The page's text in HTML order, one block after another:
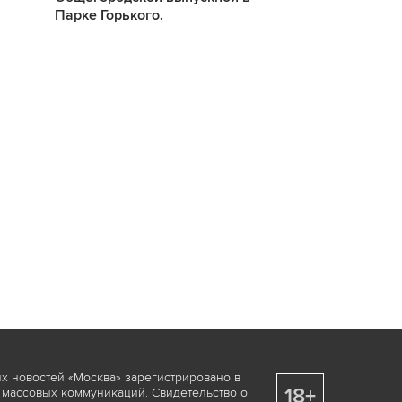
Парке Горького.
«Москва» зарегистрировано в
коммуникаций. Свидетельство о
18+